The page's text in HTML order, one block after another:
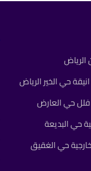
الرياض
حي الخير الرياض
حي العارض
حي البديعة
حي الغقيق